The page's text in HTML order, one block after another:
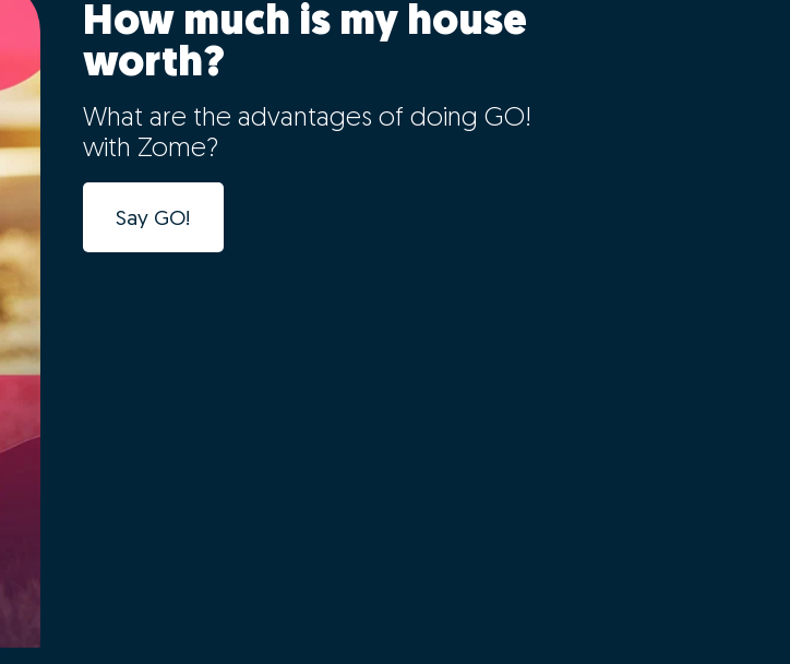
How much is my house
worth?
What are the advantages of doing GO!
with Zome?
Say GO!